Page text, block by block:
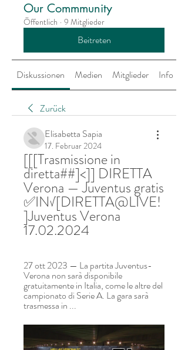
Our Commmunity
Öffentlich · 9 Mitglieder
Beitreten
Diskussionen Medien Mitglieder Info
Zurück
Elisabetta Sapia
17. Februar 2024
[[[Trasmissione in
diretta##]<]] DIRETTA
Verona — Juventus gratis
✅IN√[DIRETTA@LIVE!
]Juventus Verona
17.02.2024
27 ott 2023 — La partita Juventus-
Verona non sarà disponibile
gratuitamente in Italia, come le altre del
campionato di Serie A. La gara sarà
trasmessa in ...